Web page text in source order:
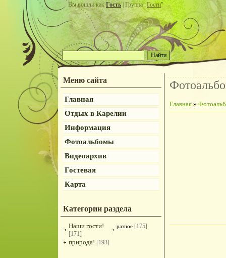
Вы вошли какГость| Группа "Гости"
Меню сайта
Главная
Отдых в Карелии
Информация
Фотоальбомы
Видеоархив
Гостевая
Карта
Категории раздела
Наши гости!
[171]
разное [175]
природа! [193]
Главная »